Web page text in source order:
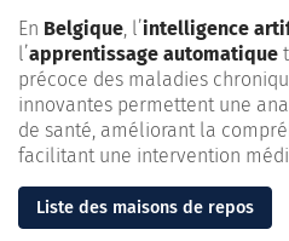
En Belgique , l’intelligence
l’apprentissage automatique
précoce des maladies
innovantes permettent une
de santé, améliorant la
facilitant une intervention
Liste des maisons de repos